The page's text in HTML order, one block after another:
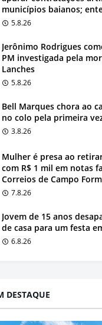
municípios baianos;
5.8.26
Jerônimo Rodrigues
PM investigada pela
Lanches
5.8.26
Bell Marques chora ao
no colo pela primeira
3.8.26
Mulher é presa ao
com R$ 1 mil em notas
Correios de Campo
7.8.26
Jovem de 15 anos
de casa para um festa
6.8.26
DESTAQUE